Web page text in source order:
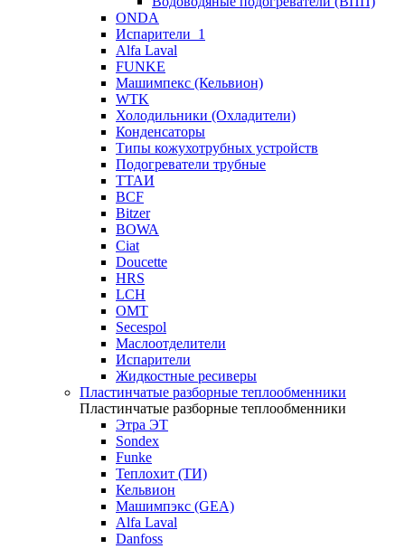
ONDA
Испарители_1
Alfa Laval
FUNKE
Машимпекс (Кельвион)
WTK
Холодильники (Охладители)
Конденсаторы
Типы кожухотрубных устройств
Подогреватели трубные
ТТАИ
BCF
Bitzer
BOWA
Ciat
Doucette
HRS
LCH
OMT
Secespol
Маслоотделители
Испарители
Жидкостные ресиверы
Пластинчатые разборные теплообменники
Пластинчатые разборные теплообменники
Этра ЭТ
Sondex
Funke
Теплохит (ТИ)
Кельвион
Машимпэкс (GEA)
Alfa Laval
Danfoss